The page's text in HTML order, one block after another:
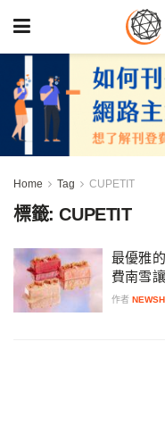
Home Tag CUPETIT
標籤:CUPETIT
最優雅
費南雪
作者